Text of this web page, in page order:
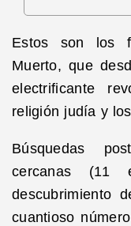
Estos son los
Muerto, que
electrificante
religión judía y
Búsquedas
cercanas (11
descubrimiento
cuantioso